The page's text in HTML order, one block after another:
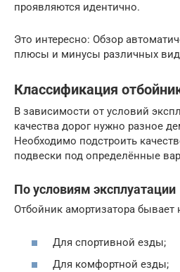
проявляются идентично.
Это интересно: Обзор
плюсы и минусы различных
Классификация
В зависимости от условий
качества дорог нужно разное
Необходимо подстроить
подвески под определённые
По условиям эксплуатации
Отбойник амортизатора бывает
Для спортивной езды;
Для комфортной езды;